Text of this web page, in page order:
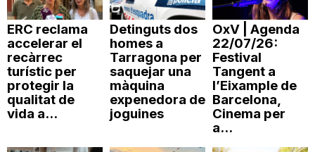
ERC reclama
accelerar el
recàrrec
turístic per
protegir la
qualitat de
vida a...
Detinguts dos
homes a
Tarragona per
saquejar una
màquina
expenedora de
joguines
OxV | Agenda
22/07/26:
Festival
Tangent a
l’Eixample de
Barcelona,
Cinema per
a...